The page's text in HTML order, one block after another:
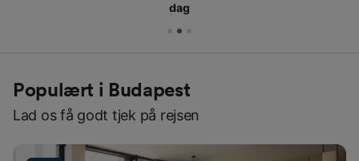
dag
Populært i Budapest
Lad os få godt tjek på rejsen